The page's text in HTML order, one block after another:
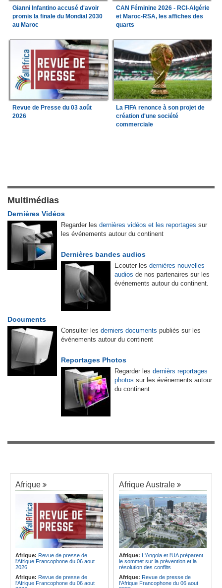
Gianni Infantino accusé d'avoir
promis la finale du Mondial 2030
au Maroc
CAN Féminine 2026 - RCI-Algérie
et Maroc-RSA, les affiches des
quarts
Revue de Presse du 03 août
2026
La FIFA renonce à son projet de
création d'une société
commerciale
Multimédias
Dernières Vidéos
Regarder les dernières vidéos et les reportages sur
les événements autour du continent
Dernières bandes audios
Ecouter les dernières nouvelles
audios de nos partenaires sur les
événements autour du continent.
Documents
Consulter les derniers documents publiés sur les
événements autour du continent
Reportages Photos
Regarder les dernièrs reportages
photos sur les événements autour
du continent
Afrique
Afrique: Revue de presse de
l'Afrique Francophone du 06 aout
2026
Afrique: Revue de presse de
l'Afrique Francophone du 06 aout
Afrique Australe
Afrique: L'Angola et l'UA préparent
le sommet sur la prévention et la
résolution des conflits
Afrique: Revue de presse de
l'Afrique Francophone du 06 aout